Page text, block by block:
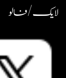
لایک / فالو